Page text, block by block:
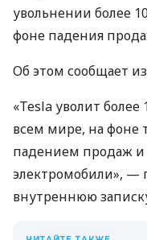
увольнении более
фоне падения
Об этом сообщает
«Tesla уволит
всем мире, на фоне
падением продаж
электромобили», —
внутреннюю